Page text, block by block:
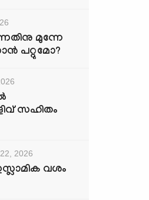
മുന്നേ
പറ്റുമോ?
സഹിതം
2026
വശം